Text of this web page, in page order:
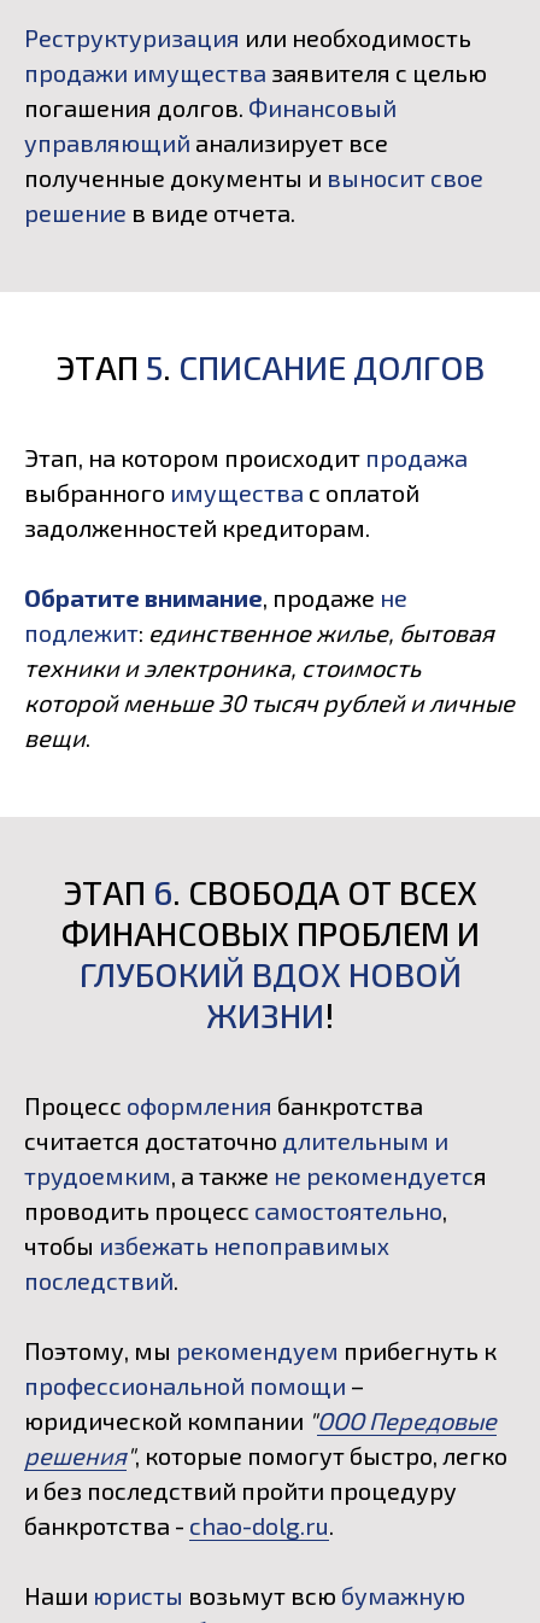
Реструктуризация или необходимость
продажи имущества заявителя с целью
погашения долгов. Финансовый
управляющий анализирует все
полученные документы и выносит свое
решение в виде отчета.
ЭТАП 5. СПИСАНИЕ ДОЛГОВ
Этап, на котором происходит продажа
выбранного имущества с оплатой
задолженностей кредиторам.
Обратите внимание, продаже не
подлежит: единственное жилье, бытовая
техники и электроника, стоимость
которой меньше 30 тысяч рублей и личные
вещи.
ЭТАП 6. СВОБОДА ОТ ВСЕХ
ФИНАНСОВЫХ ПРОБЛЕМ И
ГЛУБОКИЙ ВДОХ НОВОЙ
ЖИЗНИ!
Процесс оформления банкротства
считается достаточно длительным и
трудоемким, а также не рекомендуется
проводить процесс самостоятельно,
чтобы избежать непоправимых
последствий.
Поэтому, мы рекомендуем прибегнуть к
профессиональной помощи –
юридической компании "ООО Передовые
решения", которые помогут быстро, легко
и без последствий пройти процедуру
банкротства - chao-dolg.ru.
Наши юристы возьмут всю бумажную